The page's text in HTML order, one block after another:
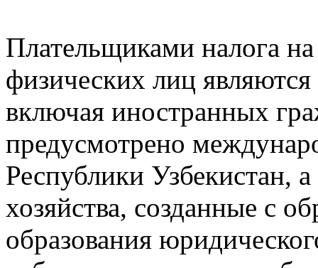
Плательщиками налога
физических лиц
включая иностранных
предусмотрено
Республики Узбекистан,
хозяйства, созданные с
образования